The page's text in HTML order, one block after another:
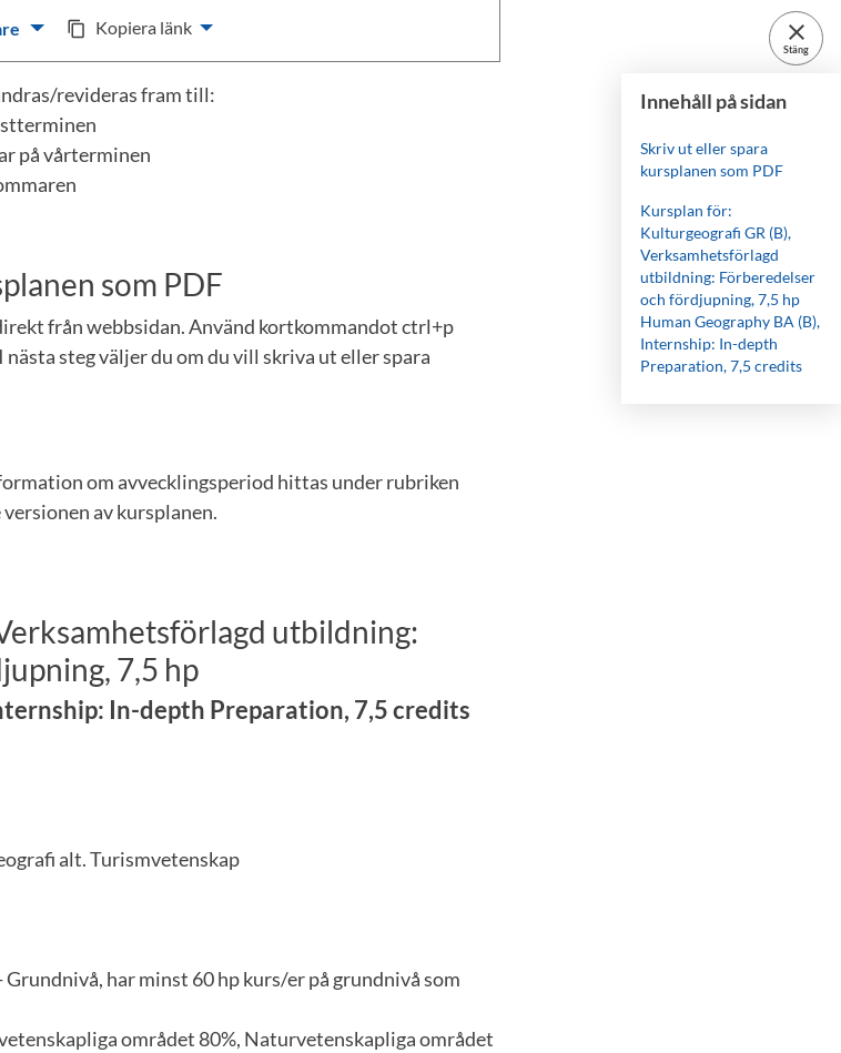
close
Stäng
Innehåll på sidan
Skriv ut eller spara
kursplanen som PDF
Kursplan för:
Kulturgeografi GR (B),
Verksamhetsförlagd
utbildning: Förberedelser
och fördjupning, 7,5 hp
Human Geography BA (B),
Internship: In-depth
Preparation, 7,5 credits
content_copy Kopiera länk
revideras fram till:
på vårterminen
som PDF
från webbsidan. Använd kortkommandot ctrl+p
steg väljer du om du vill skriva ut eller spara
om avvecklingsperiod hittas under rubriken
av kursplanen.
utbildning:
7,5 hp
In-depth Preparation, 7,5 credits
alt. Turismvetenskap
Grundnivå, har minst 60 hp kurs/er på grundnivå som
området 80%, Naturvetenskapliga området